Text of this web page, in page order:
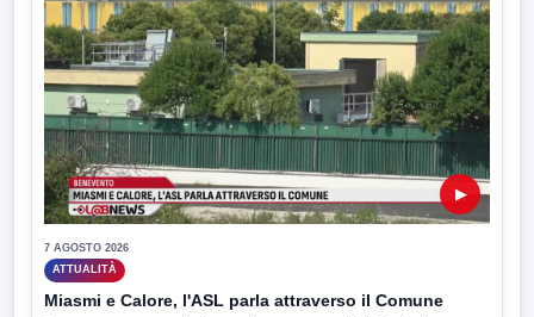
▶
7 AGOSTO 2026
ATTUALITÀ
Miasmi e Calore, l'ASL parla attraverso il Comune